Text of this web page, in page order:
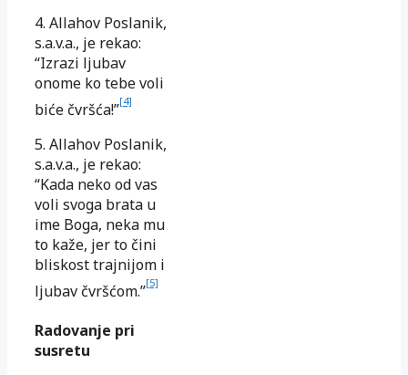
4. Allahov Poslanik,
s.a.v.a., je rekao:
“Izrazi ljubav
onome ko tebe voli
biće čvršća!”[4]
5. Allahov Poslanik,
s.a.v.a., je rekao:
“Kada neko od vas
voli svoga brata u
ime Boga, neka mu
to kaže, jer to čini
bliskost trajnijom i
ljubav čvršćom.”[5]
Radovanje pri
susretu